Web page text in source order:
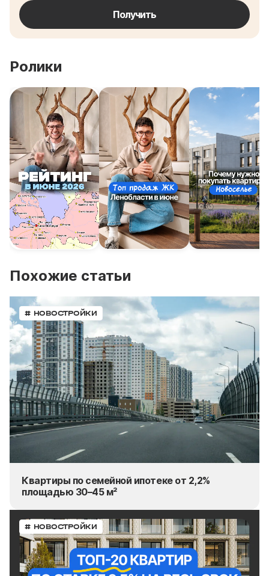
Получить
Ролики
Похожие статьи
# НОВОСТРОЙКИ
Квартиры по семейной ипотеке от 2,2%
площадью 30–45 м²
# НОВОСТРОЙКИ